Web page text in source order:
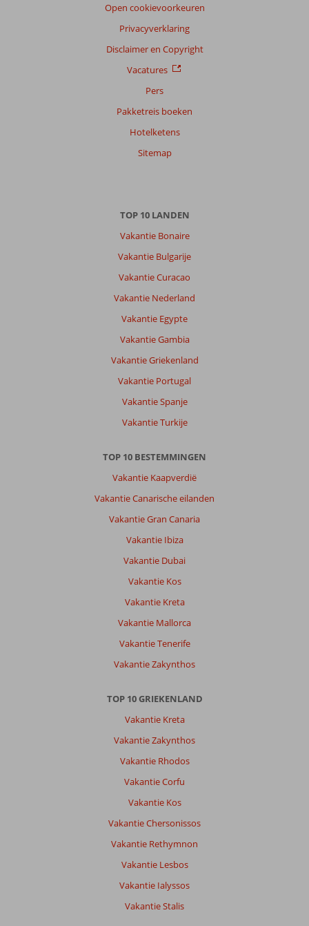
Open cookievoorkeuren
Privacyverklaring
Disclaimer en Copyright
Vacatures
Pers
Pakketreis boeken
Hotelketens
Sitemap
TOP 10 LANDEN
Vakantie Bonaire
Vakantie Bulgarije
Vakantie Curacao
Vakantie Nederland
Vakantie Egypte
Vakantie Gambia
Vakantie Griekenland
Vakantie Portugal
Vakantie Spanje
Vakantie Turkije
TOP 10 BESTEMMINGEN
Vakantie Kaapverdië
Vakantie Canarische eilanden
Vakantie Gran Canaria
Vakantie Ibiza
Vakantie Dubai
Vakantie Kos
Vakantie Kreta
Vakantie Mallorca
Vakantie Tenerife
Vakantie Zakynthos
TOP 10 GRIEKENLAND
Vakantie Kreta
Vakantie Zakynthos
Vakantie Rhodos
Vakantie Corfu
Vakantie Kos
Vakantie Chersonissos
Vakantie Rethymnon
Vakantie Lesbos
Vakantie Ialyssos
Vakantie Stalis